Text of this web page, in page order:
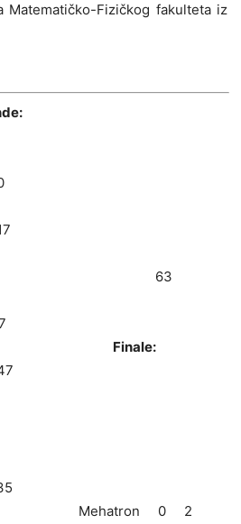
Matematičko-Fizičkog fakulteta iz
pete runde:
120
117
63
Team 57
28 Finale:
47
35
2 Mehatron 0 2